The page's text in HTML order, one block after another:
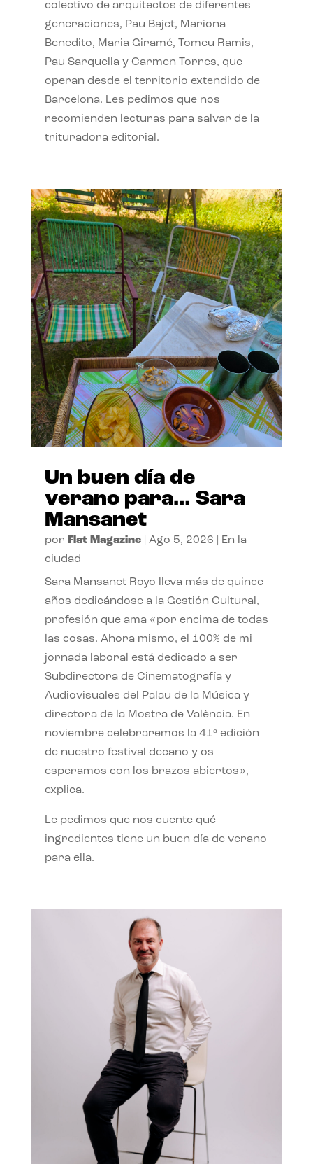
colectivo de arquitectos de diferentes
generaciones, Pau Bajet, Mariona
Benedito, Maria Giramé, Tomeu Ramis,
Pau Sarquella y Carmen Torres, que
operan desde el territorio extendido de
Barcelona. Les pedimos que nos
recomienden lecturas para salvar de la
trituradora editorial.
Un buen día de
verano para… Sara
Mansanet
por Flat Magazine| Ago 5, 2026
En la
ciudad
Sara Mansanet Royo lleva más de quince
años dedicándose a la Gestión Cultural,
profesión que ama «por encima de todas
las cosas. Ahora mismo, el 100% de mi
jornada laboral está dedicado a ser
Subdirectora de Cinematografía y
Audiovisuales del Palau de la Música y
directora de la Mostra de València. En
noviembre celebraremos la 41ª edición
de nuestro festival decano y os
esperamos con los brazos abiertos»,
explica.
Le pedimos que nos cuente qué
ingredientes tiene un buen día de verano
para ella.